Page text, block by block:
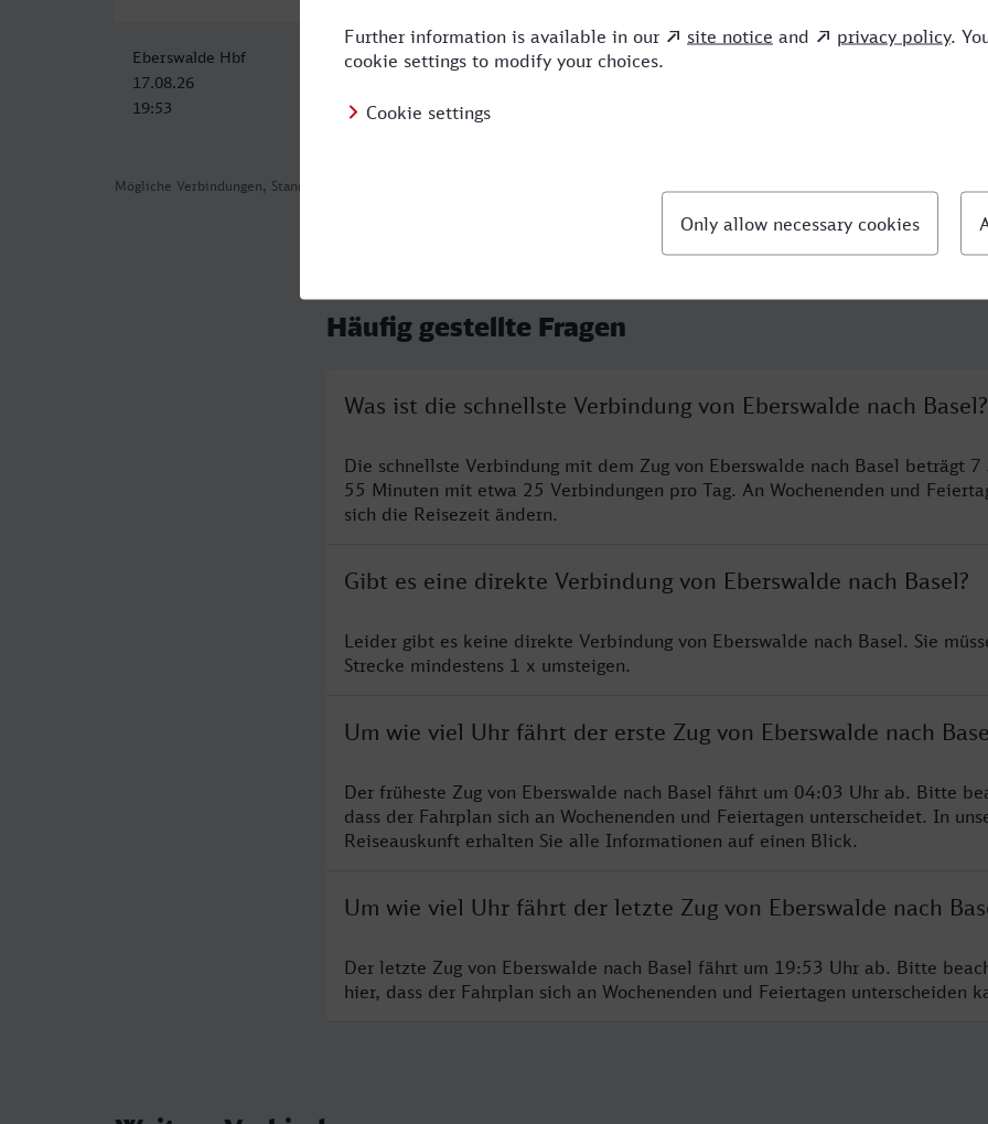
Mögliche Verbindungen, Stand: 2026-08-03 07:24
Eberswalde Hbf
17.08.26
19:53
Basel SBB
07:48
11:55 3
Häufig gestellte Fragen
Was ist die schnellste Verbindung von Eberswalde nach Basel?
Die schnellste Verbindung mit dem Zug von Eberswalde nach Basel beträgt 7
55 Minuten mit etwa 25 Verbindungen pro Tag. An Wochenenden und
sich die Reisezeit ändern.
Gibt es eine direkte Verbindung von Eberswalde nach Basel?
Leider gibt es keine direkte Verbindung von Eberswalde nach Basel. Sie
Strecke mindestens 1 x umsteigen.
Um wie viel Uhr fährt der erste Zug von Eberswalde nach
Der früheste Zug von Eberswalde nach Basel fährt um 04:03 Uhr ab. Bitte
dass der Fahrplan sich an Wochenenden und Feiertagen unterscheidet. In
Reiseauskunft erhalten Sie alle Informationen auf einen Blick.
Um wie viel Uhr fährt der letzte Zug von Eberswalde nach
Der letzte Zug von Eberswalde nach Basel fährt um 19:53 Uhr ab. Bitte
hier, dass der Fahrplan sich an Wochenenden und Feiertagen unterscheiden